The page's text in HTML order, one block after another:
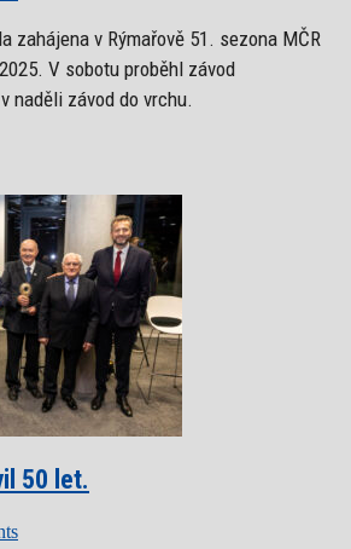
zahájena v Rýmařově 51. sezona MČR
V sobotu proběhl závod
naděli závod do vrchu.
50 let.